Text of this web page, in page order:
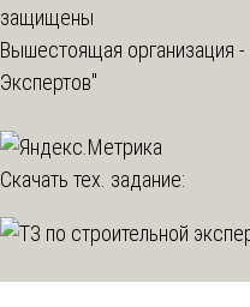
защищены
Вышестоящая организация -
Экспертов"
Скачать тех. задание: